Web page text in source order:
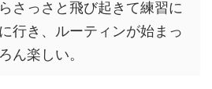
さっさと飛び起きて練習に
行き、ルーティンが始まっ
ん楽しい。